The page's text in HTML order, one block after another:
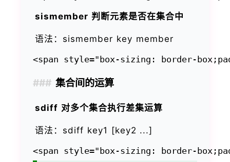
sismember 判断元素是否在集合中
语法：sismember key member
集合间的运算
sdiff 对多个集合执行差集运算
语法：sdiff key1 [key2 ...]